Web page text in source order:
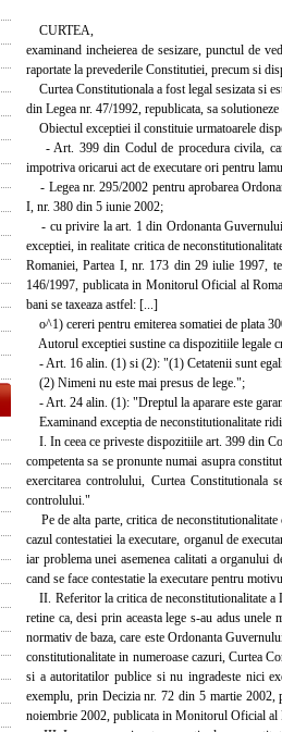
CURTEA,
examinand incheierea de sesizare, punctul de
raportate la prevederile Constitutiei, precum si
Curtea Constitutionala a fost legal sesizata si
din Legea nr. 47/1992, republicata, sa
Obiectul exceptiei il constituie urmatoarele
- Art. 399 din Codul de procedura civila, care
impotriva oricarui act de executare ori pentru
- Legea nr. 295/2002 pentru aprobarea
I, nr. 380 din 5 iunie 2002;
- cu privire la art. 1 din Ordonanta Guvernului
exceptiei, in realitate critica de
Romaniei, Partea I, nr. 173 din 29 iulie 1997,
146/1997, publicata in Monitorul Oficial al
bani se taxeaza astfel: [...]
o^1) cereri pentru emiterea somatiei de plata
Autorul exceptiei sustine ca dispozitiile legale
- Art. 16 alin. (1) si (2): "(1) Cetatenii sunt
(2) Nimeni nu este mai presus de lege.";
- Art. 24 alin. (1): "Dreptul la aparare este
Examinand exceptia de neconstitutionalitate
I. In ceea ce priveste dispozitiile art. 399 din
competenta sa se pronunte numai asupra
exercitarea controlului, Curtea Constitutionala
controlului."
Pe de alta parte, critica de
cazul contestatiei la executare, organul de
iar problema unei asemenea calitati a organului
cand se face contestatie la executare pentru
II. Referitor la critica de neconstitutionalitate a
retine ca, desi prin aceasta lege s-au adus
normativ de baza, care este Ordonanta
constitutionalitate in numeroase cazuri, Curtea
si a autoritatilor publice si nu ingradeste nici
exemplu, prin Decizia nr. 72 din 5 martie
noiembrie 2002, publicata in Monitorul Oficial al